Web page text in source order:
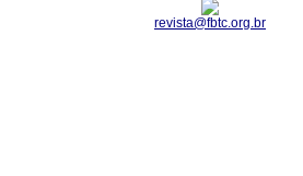
revista@fbtc.org.br